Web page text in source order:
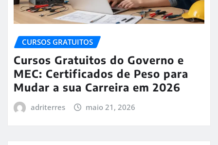
CURSOS GRATUITOS
Cursos Gratuitos do Governo e
MEC: Certificados de Peso para
Mudar a sua Carreira em 2026
adriterres maio 21, 2026